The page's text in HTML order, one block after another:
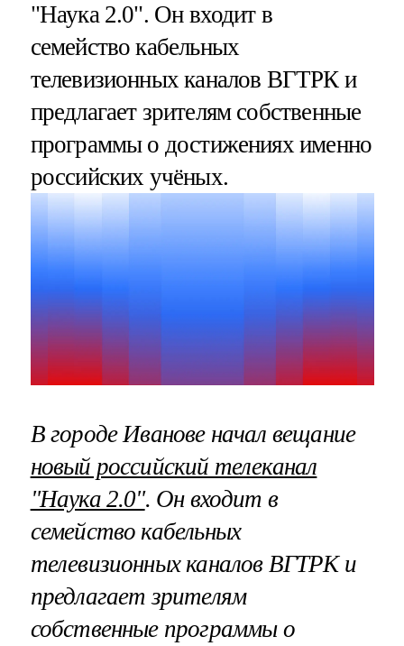
"Наука 2.0". Он входит в
семейство кабельных
телевизионных каналов ВГТРК и
предлагает зрителям собственные
программы о достижениях именно
российских учёных.
В городе Иванове начал вещание
новый российский телеканал
"Наука 2.0". Он входит в
семейство кабельных
телевизионных каналов ВГТРК и
предлагает зрителям
собственные программы о